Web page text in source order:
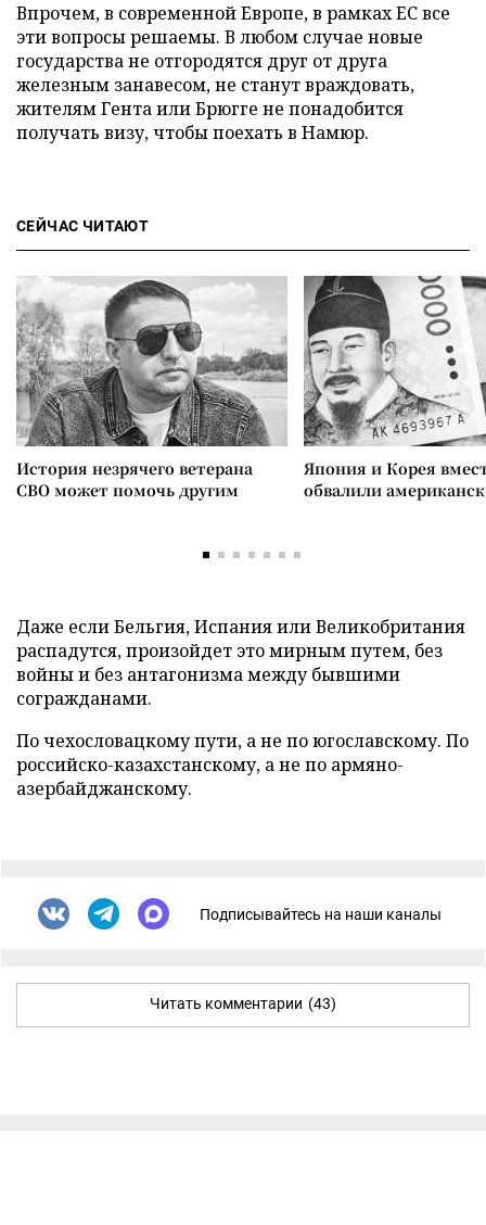
Впрочем, в современной Европе, в рамках ЕС все
эти вопросы решаемы. В любом случае новые
государства не отгородятся друг от друга
железным занавесом, не станут враждовать,
жителям Гента или Брюгге не понадобится
получать визу, чтобы поехать в Намюр.
СЕЙЧАС ЧИТАЮТ
История незрячего ветерана
СВО может помочь другим
Япония и Корея
обвалили
Даже если Бельгия, Испания или Великобритания
распадутся, произойдет это мирным путем, без
войны и без антагонизма между бывшими
согражданами.
По чехословацкому пути, а не по югославскому. По
российско-казахстанскому, а не по армяно-
азербайджанскому.
Подписывайтесь на наши каналы
Читать комментарии (43)